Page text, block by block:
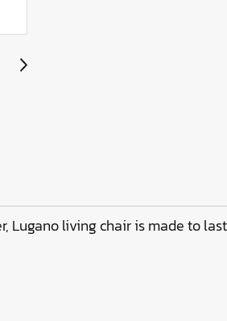
Lugano living chair is made to